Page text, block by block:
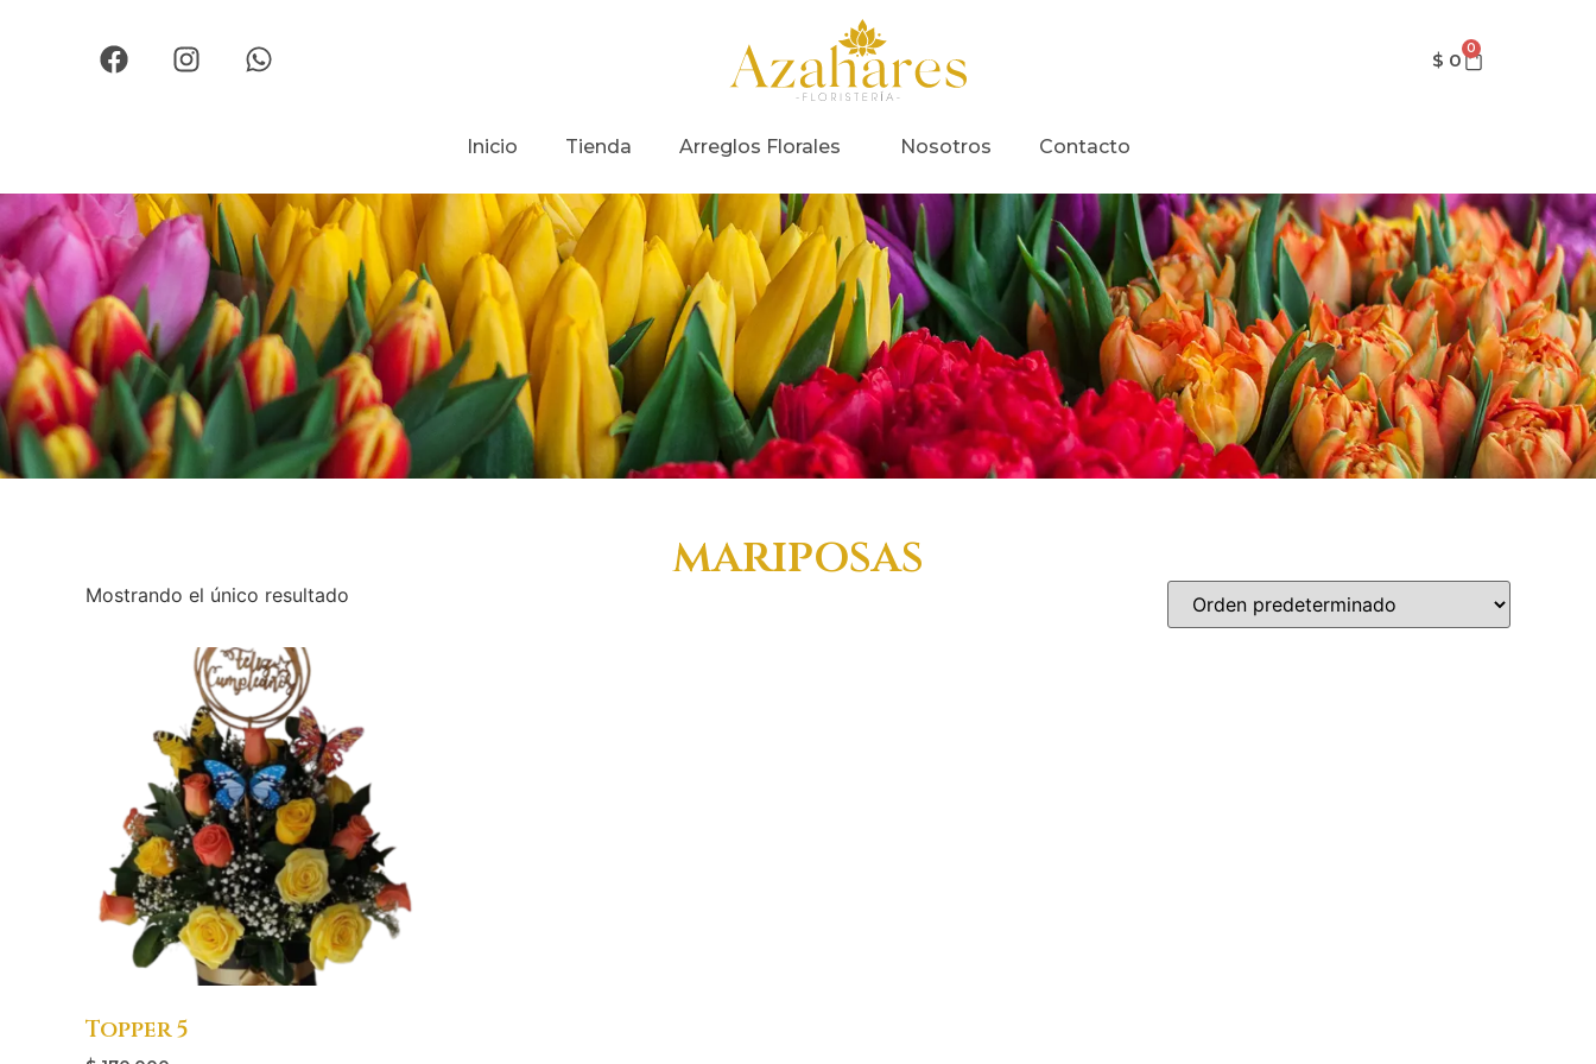
$ 0 0
Inicio Tienda Arreglos Florales Nosotros Contacto
mariposas
Mostrando el único resultado
Topper 5